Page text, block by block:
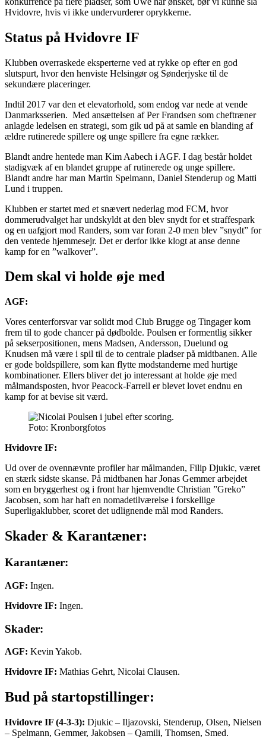
Hvidovre, hvis vi ikke undervurderer oprykkerne.
Status på Hvidovre IF
Klubben overraskede eksperterne ved at rykke op efter en god
slutspurt, hvor den henviste Helsingør og Sønderjyske til de
sekundære placeringer.
Indtil 2017 var den et elevatorhold, som endog var nede at vende
Danmarksserien. Med ansættelsen af Per Frandsen som cheftræner
anlagde ledelsen en strategi, som gik ud på at samle en blanding af
ældre rutinerede spillere og unge spillere fra egne rækker.
Blandt andre hentede man Kim Aabech i AGF. I dag består holdet
stadigvæk af en blandet gruppe af rutinerede og unge spillere.
Blandt andre har man Martin Spelmann, Daniel Stenderup og Matti
Lund i truppen.
Klubben er startet med et snævert nederlag mod FCM, hvor
dommerudvalget har undskyldt at den blev snydt for et straffespark
og en uafgjort mod Randers, som var foran 2-0 men blev ”snydt” for
den ventede hjemmesejr. Det er derfor ikke klogt at anse denne
kamp for en ”walkover”.
Dem skal vi holde øje med
AGF:
Vores centerforsvar var solidt mod Club Brugge og Tingager kom
frem til to gode chancer på dødbolde. Poulsen er formentlig sikker
på sekserpositionen, mens Madsen, Andersson, Duelund og
Knudsen må være i spil til de to centrale pladser på midtbanen. Alle
er gode boldspillere, som kan flytte modstanderne med hurtige
kombinationer. Ellers bliver det jo interessant at holde øje med
målmandsposten, hvor Peacock-Farrell er blevet lovet endnu en
kamp for at bevise sit værd.
Foto: Kronborgfotos
Hvidovre IF:
Ud over de ovennævnte profiler har målmanden, Filip Djukic, været
en stærk sidste skanse. På midtbanen har Jonas Gemmer arbejdet
som en bryggerhest og i front har hjemvendte Christian ”Greko”
Jacobsen, som har haft en nomadetilværelse i forskellige
Superligaklubber, scoret det udlignende mål mod Randers.
Skader & Karantæner:
Karantæner:
AGF: Ingen.
Hvidovre IF: Ingen.
Skader:
AGF: Kevin Yakob.
Hvidovre IF: Mathias Gehrt, Nicolai Clausen.
Bud på startopstillinger:
Hvidovre IF (4-3-3): Djukic – Iljazovski, Stenderup, Olsen, Nielsen
– Spelmann, Gemmer, Jakobsen – Qamili, Thomsen, Smed.